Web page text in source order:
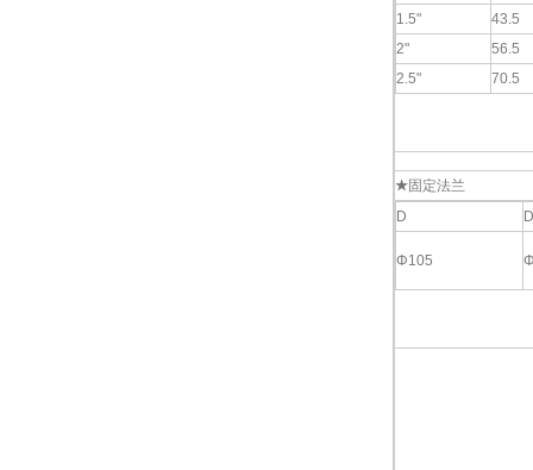
1.5"
43.5
2"
56.5
2.5"
70.5
★固定法兰
D
Φ105